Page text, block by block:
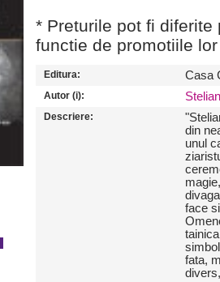
* Preturile pot fi
functie de promotiile
Editura: Casa
Autor (i):
Descriere:
din
unul
face
fata,